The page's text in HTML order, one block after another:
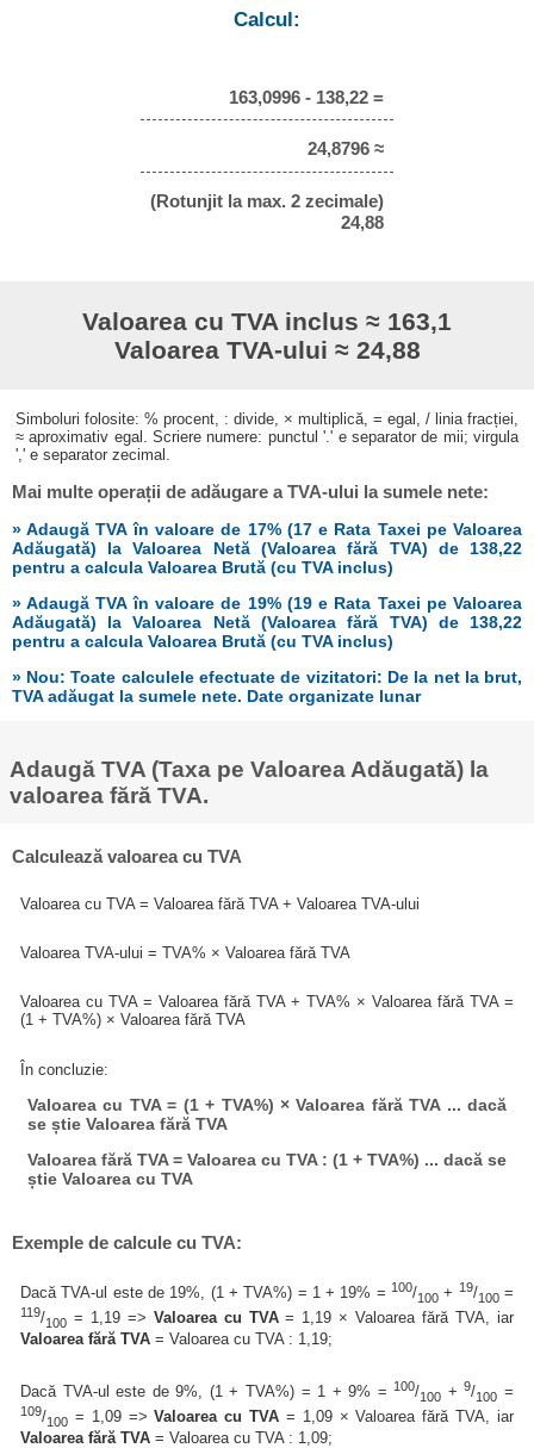
Calcul:
163,0996 - 138,22 =
24,8796 ≈
(Rotunjit la max. 2 zecimale)
24,88
Valoarea cu TVA inclus ≈ 163,1
Valoarea TVA-ului ≈ 24,88
Simboluri folosite: % procent, : divide, × multiplică, = egal, / linia fracției,
≈ aproximativ egal. Scriere numere: punctul '.' e separator de mii; virgula
',' e separator zecimal.
Mai multe operații de adăugare a TVA-ului la sumele nete:
» Adaugă TVA în valoare de 17% (17 e Rata Taxei pe Valoarea
Adăugată) la Valoarea Netă (Valoarea fără TVA) de 138,22
pentru a calcula Valoarea Brută (cu TVA inclus)
» Adaugă TVA în valoare de 19% (19 e Rata Taxei pe Valoarea
Adăugată) la Valoarea Netă (Valoarea fără TVA) de 138,22
pentru a calcula Valoarea Brută (cu TVA inclus)
» Nou: Toate calculele efectuate de vizitatori: De la net la brut,
TVA adăugat la sumele nete. Date organizate lunar
Adaugă TVA (Taxa pe Valoarea Adăugată) la
valoarea fără TVA.
Calculează valoarea cu TVA
Valoarea cu TVA = Valoarea fără TVA + Valoarea TVA-ului
Valoarea TVA-ului = TVA% × Valoarea fără TVA
Valoarea cu TVA = Valoarea fără TVA + TVA% × Valoarea fără TVA =
(1 + TVA%) × Valoarea fără TVA
În concluzie:
Valoarea cu TVA = (1 + TVA%) × Valoarea fără TVA ... dacă
se știe Valoarea fără TVA
Valoarea fără TVA = Valoarea cu TVA : (1 + TVA%) ... dacă se
știe Valoarea cu TVA
Exemple de calcule cu TVA:
Dacă TVA-ul este de 19%, (1 + TVA%) = 1 + 19% = 100/100+ 19/100=
119/100 = 1,19 => Valoarea cu TVA= 1,19 × Valoarea fără TVA, iar
Valoarea fără TVA = Valoarea cu TVA : 1,19;
Dacă TVA-ul este de 9%, (1 + TVA%) = 1 + 9% =100/100 +9/100 =
109/100 = 1,09 =>Valoarea cu TVA = 1,09 × Valoarea fără TVA, iar
Valoarea fără TVA = Valoarea cu TVA : 1,09;